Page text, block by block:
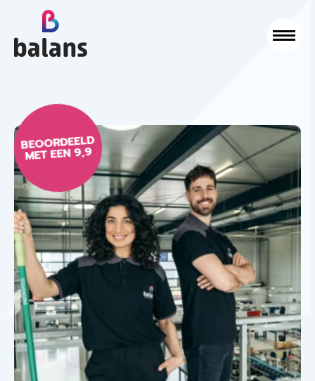
BEOORDEELD
MET EEN 9,9